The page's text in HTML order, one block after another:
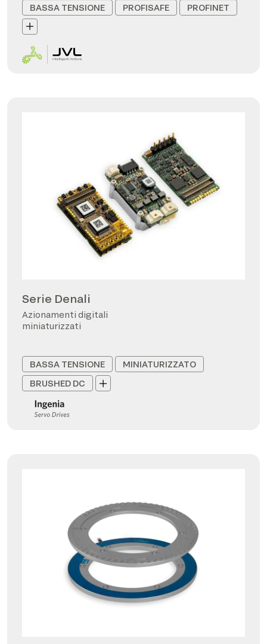
BASSA TENSIONE PROFISAFE PROFINET
Serie Denali
Azionamenti digitali
miniaturizzati
BASSA TENSIONE
MINIATURIZZATO
BRUSHED DC